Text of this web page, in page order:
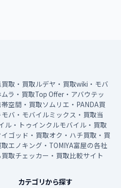
取・買取ルデヤ・買取wiki・モバ
ラ・買取Top Offer・アバウテッ
空間・買取ソムリエ・PANDA買
バ・モバイルミックス・買取当
ル・トゥインクルモバイル・買取
ゴッド・買取オク・ハチ買取・買
エノキング・TOMIYA富屋の各社
取チェッカー・買取比較サイト
カテゴリから探す